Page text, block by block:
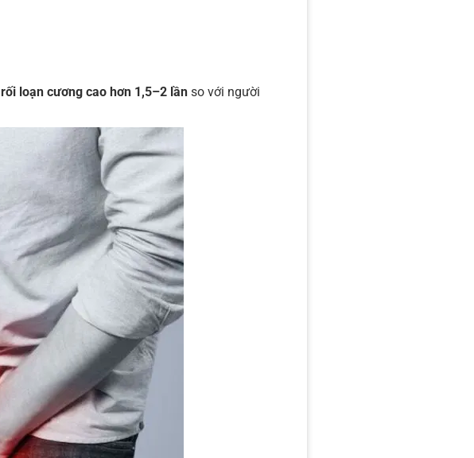
rối loạn cương cao hơn 1,5–2 lần so với người